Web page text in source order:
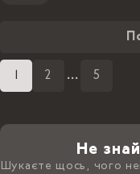
2 ... 5
Не
Шукаєте щось, чого